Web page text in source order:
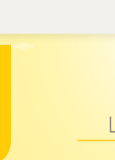
Willkommen im